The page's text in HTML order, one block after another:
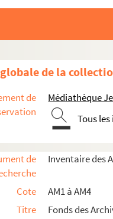
de la
de
Médiathèque
Tous
de
Inventaire des
Cote
AM1 à AM4
Titre
Fonds des
Lille
générale
Commerce, industrie,
f-1-1. Quelques observations
1-2. Examen du projet de loi
1-3. Tarifs de douane : lettre